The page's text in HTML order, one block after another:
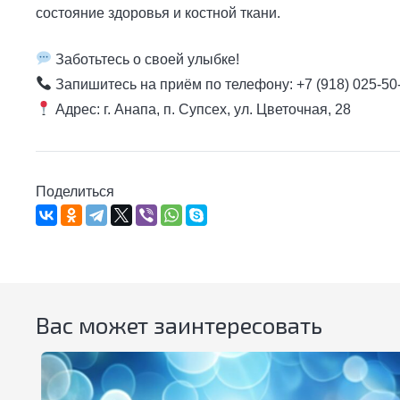
состояние здоровья и костной ткани.
Заботьтесь о своей улыбке!
Запишитесь на приём по телефону: +7 (918) 025-
Адрес: г. Анапа, п. Супсех, ул. Цветочная, 28
Поделиться
Вас может заинтересовать